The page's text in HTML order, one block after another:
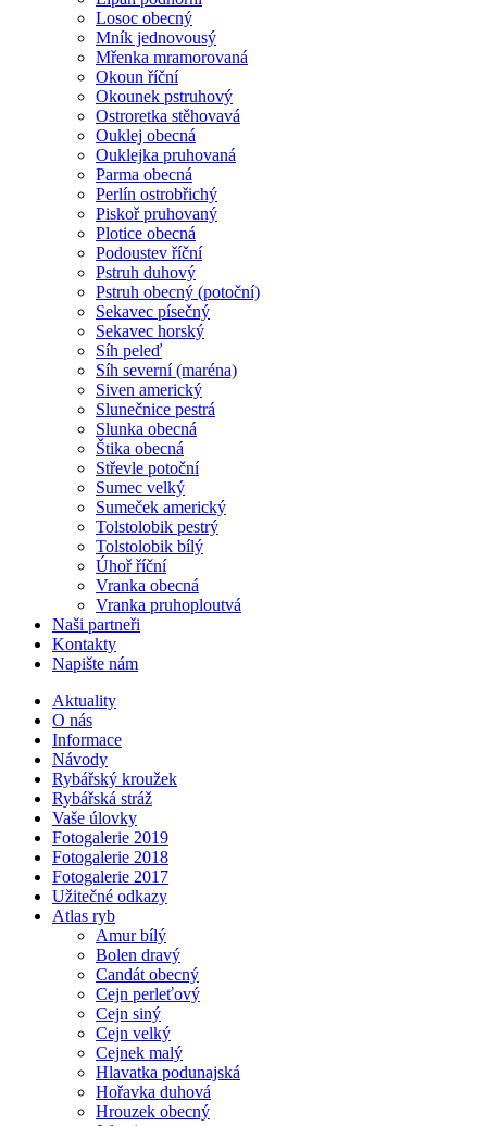
Losoc obecný
Mník jednovousý
Mřenka mramorovaná
Okoun říční
Okounek pstruhový
Ostroretka stěhovavá
Ouklej obecná
Ouklejka pruhovaná
Parma obecná
Perlín ostrobřichý
Piskoř pruhovaný
Plotice obecná
Podoustev říční
Pstruh duhový
Pstruh obecný (potoční)
Sekavec písečný
Sekavec horský
Síh peleď
Síh severní (maréna)
Siven americký
Slunečnice pestrá
Slunka obecná
Štika obecná
Střevle potoční
Sumec velký
Sumeček americký
Tolstolobik pestrý
Tolstolobik bílý
Úhoř říční
Vranka obecná
Vranka pruhoploutvá
Naši partneři
Kontakty
Napište nám
Aktuality
O nás
Informace
Návody
Rybářský kroužek
Rybářská stráž
Vaše úlovky
Fotogalerie 2019
Fotogalerie 2018
Fotogalerie 2017
Užitečné odkazy
Atlas ryb
Amur bílý
Bolen dravý
Candát obecný
Cejn perleťový
Cejn siný
Cejn velký
Cejnek malý
Hlavatka podunajská
Hořavka duhová
Hrouzek obecný